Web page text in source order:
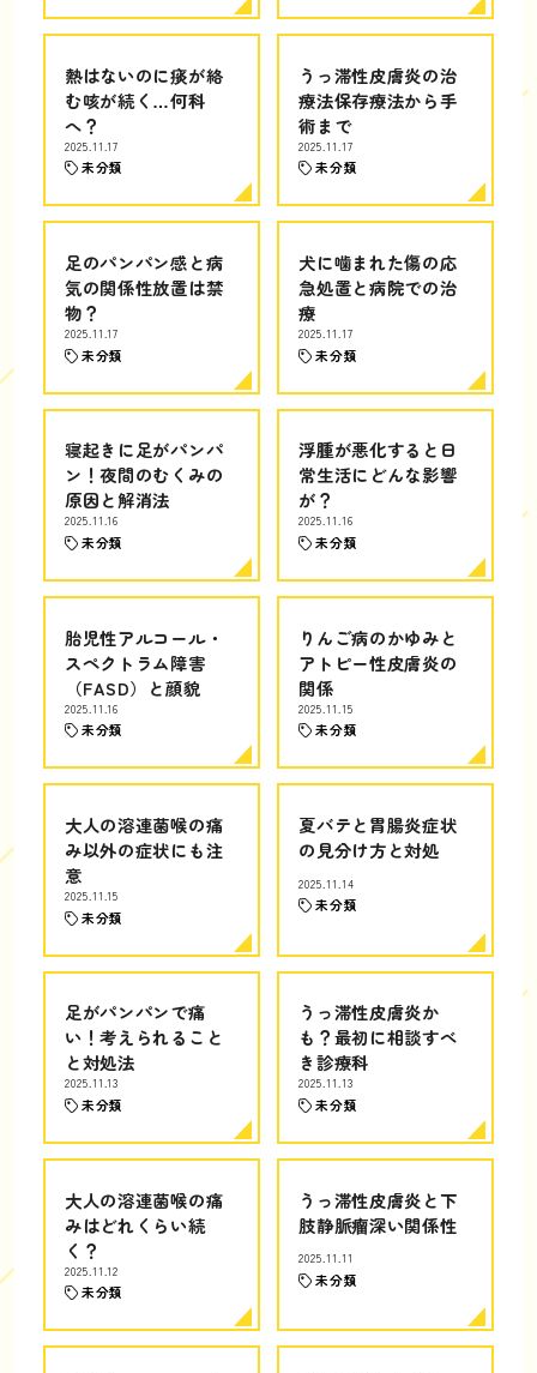
熱はないのに痰が絡
む咳が続く…何科
へ？
2025.11.17
未分類
うっ滞性皮膚炎の治
療法保存療法から手
術まで
2025.11.17
未分類
足のパンパン感と病
気の関係性放置は禁
物？
2025.11.17
未分類
犬に噛まれた傷の応
急処置と病院での治
療
2025.11.17
未分類
寝起きに足がパンパ
ン！夜間のむくみの
原因と解消法
2025.11.16
未分類
浮腫が悪化すると日
常生活にどんな影響
が？
2025.11.16
未分類
胎児性アルコール・
スペクトラム障害
（FASD）と顔貌
2025.11.16
未分類
りんご病のかゆみと
アトピー性皮膚炎の
関係
2025.11.15
未分類
大人の溶連菌喉の痛
み以外の症状にも注
意
2025.11.15
未分類
夏バテと胃腸炎症状
の見分け方と対処
2025.11.14
未分類
足がパンパンで痛
い！考えられること
と対処法
2025.11.13
未分類
うっ滞性皮膚炎か
も？最初に相談すべ
き診療科
2025.11.13
未分類
大人の溶連菌喉の痛
みはどれくらい続
く？
2025.11.12
未分類
うっ滞性皮膚炎と下
肢静脈瘤深い関係性
2025.11.11
未分類